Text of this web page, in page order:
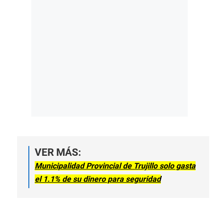
VER MÁS:
Municipalidad Provincial de Trujillo solo gasta
el 1.1% de su dinero para seguridad